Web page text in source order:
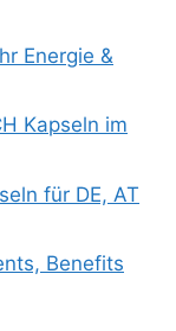
Energie &
Kapseln im
für DE, AT
Benefits